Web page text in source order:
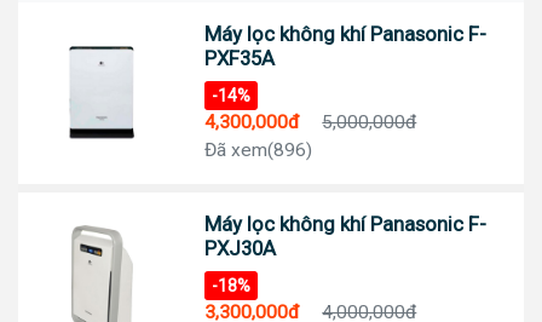
Máy lọc không khí Panasonic F-
PXF35A
-14%
4,300,000đ
5,000,000đ
Đã xem(896)
Máy lọc không khí Panasonic F-
PXJ30A
-18%
3,300,000đ
4,000,000đ